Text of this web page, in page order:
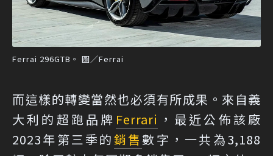
Ferrai 296GTB。 圖／Ferrai
而這樣的轉變當然也必須有所成果。來自義
大利的超跑品牌 Ferrari ，最近公佈該廠
2023年第三季的銷售數字，一共為3,188